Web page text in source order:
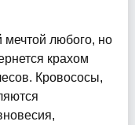
мечтой любого, но
крахом
Кровососы,